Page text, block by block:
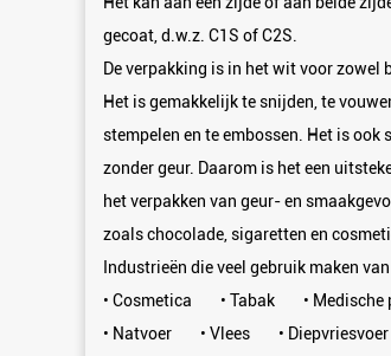
gecoat, d.w.z. C1S of C2S.
De verpakking is in het wit voor zowel
Het is gemakkelijk te snijden, te
stempelen en te embossen. Het is ook
zonder geur. Daarom is het een
het verpakken van geur- en
zoals chocolade, sigaretten en
Industrieën die veel gebruik maken
• Cosmetica • Tabak • Medische
• Natvoer • Vlees • Diepvriesvoer